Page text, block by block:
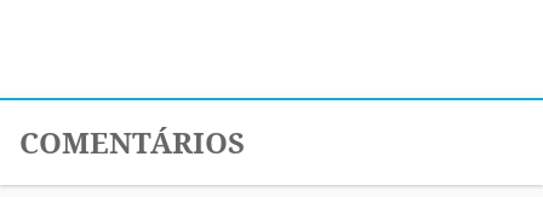
COMENTÁRIOS